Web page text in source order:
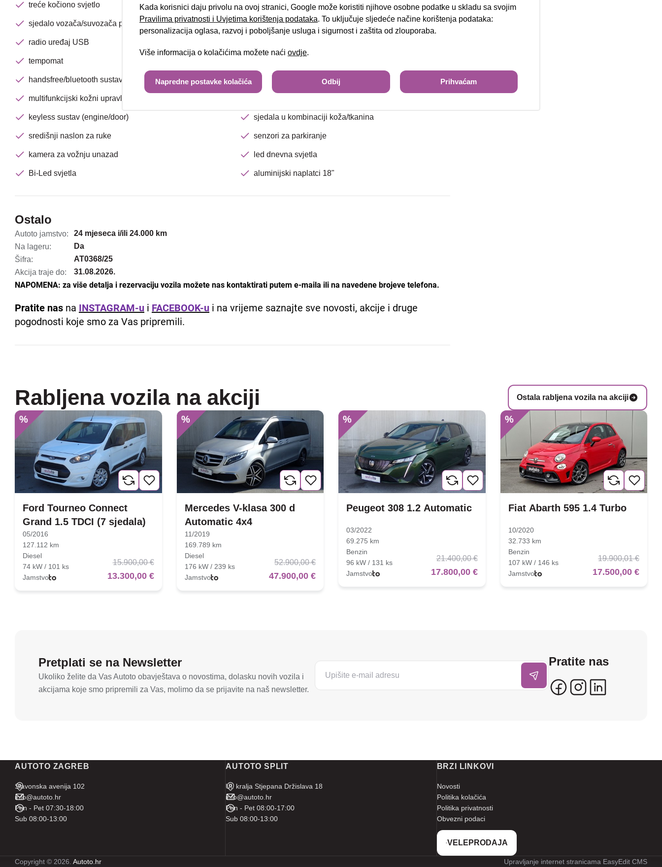
treće kočiono svjetlo djeljiva i preklopiva stražnja klupa
sjedalo vozača/suvozača podesivo po visini automatski klima uređaj
radio uređaj USB
tempomat
handsfree/bluetooth sustav
multifunkcijski kožni upravljač
keyless sustav (engine/door) sjedala u kombinaciji koža/tkanina
središnji naslon za ruke senzori za parkiranje
kamera za vožnju unazad led dnevna svjetla
Bi-Led svjetla aluminijski naplatci 18"
Ostalo
Autoto jamstvo:
24 mjeseca i/ili 24.000 km
Na lageru:
Da
Šifra:
AT0368/25
Akcija traje do:
31.08.2026.
NAPOMENA: za više detalja i rezervaciju vozila možete nas kontaktirati putem e-maila ili na navedene brojeve telefona.
Pratite nas na INSTAGRAM-u i FACEBOOK-u i na vrijeme saznajte sve novosti, akcije i druge
pogodnosti koje smo za Vas pripremili.
Rabljena vozila na akciji Ostala rabljena vozila na akciji
%
Ford Tourneo Connect
Grand 1.5 TDCI (7 sjedala)
05/2016
127.112 km
Diesel
74 kW / 101 ks
Jamstvo
15.900,00 €
13.300,00 €
%
Mercedes V-klasa 300 d
Automatic 4x4
11/2019
169.789 km
Diesel
176 kW / 239 ks
Jamstvo
52.900,00 €
47.900,00 €
%
Peugeot 308 1.2 Automatic
03/2022
69.275 km
Benzin
96 kW / 131 ks
Jamstvo
21.400,00 €
17.800,00 €
%
Fiat Abarth 595 1.4 Turbo
10/2020
32.733 km
Benzin
107 kW / 146 ks
Jamstvo
19.900,01 €
17.500,00 €
Pretplati se na Newsletter
Ukoliko želite da Vas Autoto obavještava o novostima, dolasku novih vozila i
akcijama koje smo pripremili za Vas, molimo da se prijavite na naš newsletter.
Pratite nas
AUTOTO ZAGREB
Slavonska avenija 102
info@autoto.hr
Pon - Pet 07:30-18:00
Sub 08:00-13:00
AUTOTO SPLIT
Ul. kralja Stjepana Držislava 18
info@autoto.hr
Pon - Pet 08:00-17:00
Sub 08:00-13:00
BRZI LINKOVI
Novosti
Politika kolačića
Politika privatnosti
Obvezni podaci
VELEPRODAJA
Copyright © 2026. Autoto.hr Upravljanje internet stranicama EasyEdit CMS
Traži
Kada korisnici daju privolu na ovoj stranici, Google može koristiti njihove osobne podatke u skladu sa svojim
Pravilima privatnosti i Uvjetima korištenja podataka. To uključuje sljedeće načine korištenja podataka:
personalizacija oglasa, razvoj i poboljšanje usluga i sigurnost i zaštita od zlouporaba.
Više informacija o kolačićima možete naći ovdje.
Napredne postavke kolačića Odbij Prihvaćam